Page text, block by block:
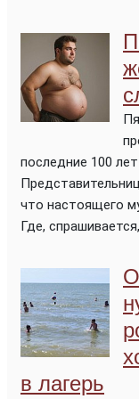
последние 100
что настоящего
Где,
в лагерь